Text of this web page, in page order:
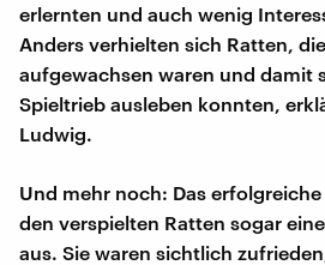
erlernten und auch wenig
Anders verhielten sich Ratten,
aufgewachsen waren und damit
Spieltrieb ausleben konnten,
Ludwig.
Und mehr noch: Das
den verspielten Ratten sogar
aus. Sie waren sichtlich